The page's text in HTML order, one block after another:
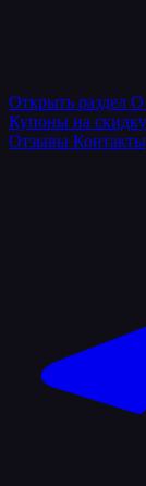
Открыть раздел О
Купоны на скидку
Отзывы Контакты